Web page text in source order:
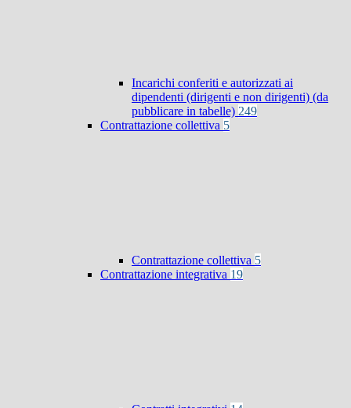
Incarichi conferiti e autorizzati ai
dipendenti (dirigenti e non dirigenti) (da
pubblicare in tabelle) 249
Contrattazione collettiva 5
Contrattazione collettiva 5
Contrattazione integrativa 19